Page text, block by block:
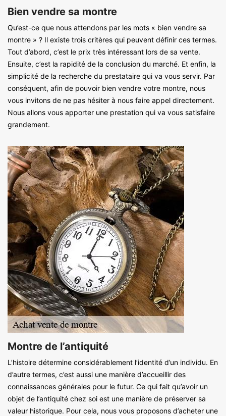
Bien vendre sa montre
Qu’est-ce que nous attendons par les mots « bien vendre sa
montre » ? Il existe trois critères qui peuvent définir ces termes.
Tout d’abord, c’est le prix très intéressant lors de sa vente.
Ensuite, c’est la rapidité de la conclusion du marché. Et enfin, la
simplicité de la recherche du prestataire qui va vous servir. Par
conséquent, afin de pouvoir bien vendre votre montre, nous
vous invitons de ne pas hésiter à nous faire appel directement.
Nous allons vous apporter une prestation qui va vous satisfaire
grandement.
Montre de l’antiquité
L’histoire détermine considérablement l’identité d’un individu. En
d’autre termes, c’est aussi une manière d’accueillir des
connaissances générales pour le futur. Ce qui fait qu’avoir un
objet de l’antiquité chez soi est une manière de préserver sa
valeur historique. Pour cela, nous vous proposons d’acheter une